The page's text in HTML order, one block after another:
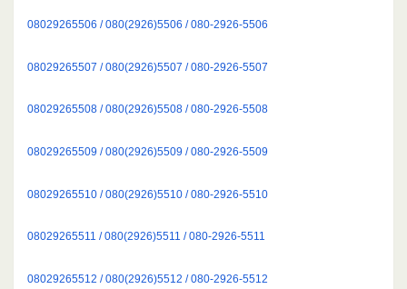
08029265506 / 080(2926)5506 / 080-2926-5506
08029265507 / 080(2926)5507 / 080-2926-5507
08029265508 / 080(2926)5508 / 080-2926-5508
08029265509 / 080(2926)5509 / 080-2926-5509
08029265510 / 080(2926)5510 / 080-2926-5510
08029265511 / 080(2926)5511 / 080-2926-5511
08029265512 / 080(2926)5512 / 080-2926-5512